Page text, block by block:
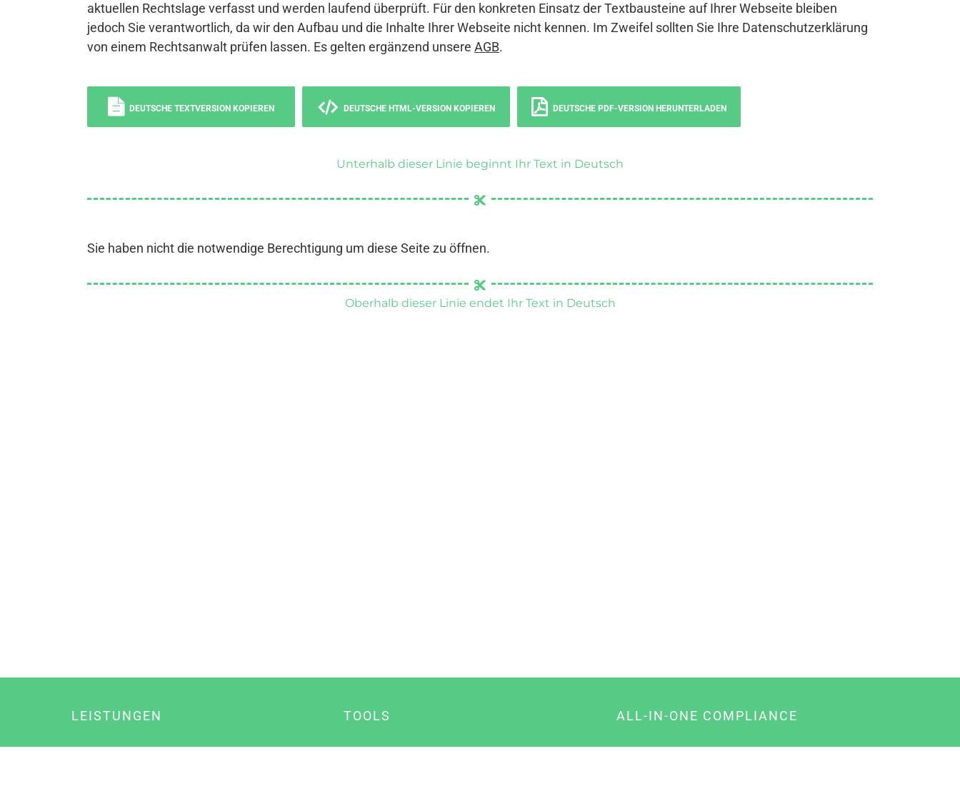
aktuellen Rechtslage verfasst und werden laufend überprüft. Für den konkreten Einsatz der Textbausteine auf Ihrer Webseite bleiben
jedoch Sie verantwortlich, da wir den Aufbau und die Inhalte Ihrer Webseite nicht kennen. Im Zweifel sollten Sie Ihre Datenschutzerklärung
von einem Rechtsanwalt prüfen lassen. Es gelten ergänzend unsere AGB.
DEUTSCHE TEXTVERSION KOPIEREN DEUTSCHE HTML-VERSION KOPIEREN DEUTSCHE PDF-VERSION HERUNTERLADEN
Unterhalb dieser Linie beginnt Ihr Text in Deutsch
Sie haben nicht die notwendige Berechtigung um diese Seite zu öffnen.
Oberhalb dieser Linie endet Ihr Text in Deutsch
LEISTUNGEN TOOLS ALL-IN-ONE COMPLIANCE